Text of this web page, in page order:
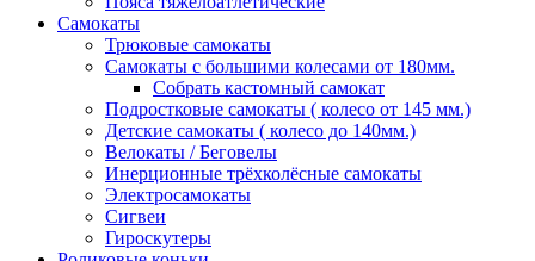
Самокаты
Трюковые самокаты
Самокаты с большими колесами от 180мм.
Собрать кастомный самокат
Подростковые самокаты ( колесо от 145 мм.)
Детские самокаты ( колесо до 140мм.)
Велокаты / Беговелы
Инерционные трёхколёсные самокаты
Электросамокаты
Сигвеи
Гироскутеры